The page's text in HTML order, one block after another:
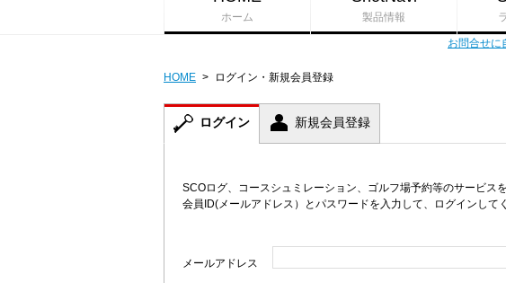
ホーム 製品情報
お問合せに
HOME > ログイン・新規会員登録
ログイン 新規会員登録
SCOログ、コースシュミレーション、ゴルフ場予約等のサービス
会員ID(メールアドレス）とパスワードを入力して、ログインして
メールアドレス